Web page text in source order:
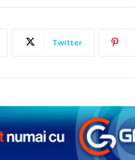
Twitter